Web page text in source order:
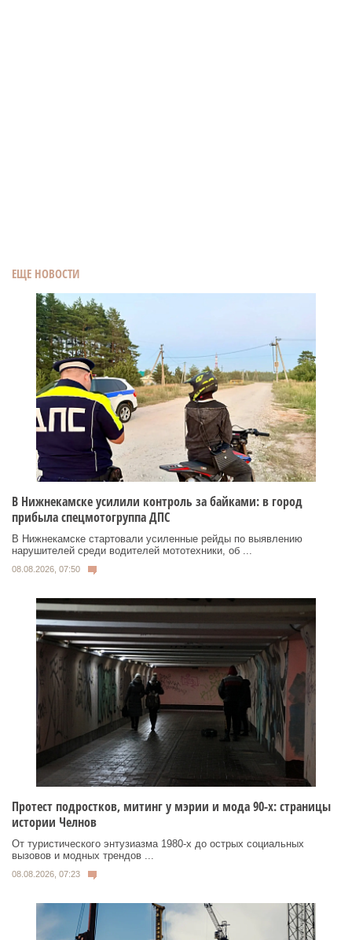
ЕЩЕ НОВОСТИ
В Нижнекамске усилили контроль за байками: в город
прибыла спецмотогруппа ДПС
В Нижнекамске стартовали усиленные рейды по выявлению
нарушителей среди водителей мототехники, об ...
08.08.2026, 07:50
Протест подростков, митинг у мэрии и мода 90-х: страницы
истории Челнов
От туристического энтузиазма 1980‑х до острых социальных
вызовов и модных трендов ...
08.08.2026, 07:23